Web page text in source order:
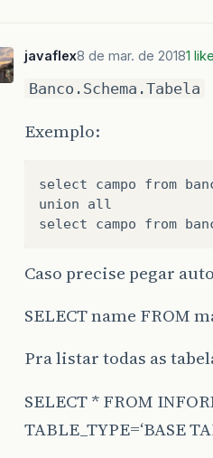
javaflex8 de mar. de 20181 like
Banco.Schema.Tabela
Exemplo:
select campo from
union
all
select
campo from
Caso precise pegar
SELECT name FROM
Pra listar todas as
SELECT * FROM
TABLE_TYPE=‘BASE